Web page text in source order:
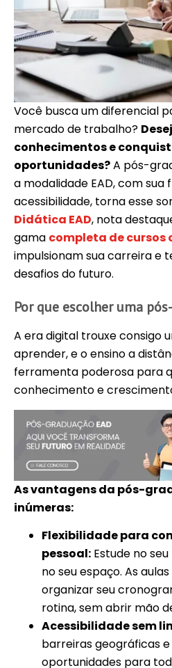
Você busca um diferencial
mercado de trabalho?
conhecimentos e
oportunidades?A pós-
a modalidade EAD, com sua
acessibilidade, torna esse
Didática EAD, nota
gama completa de cursos
impulsionam sua carreira e
desafios do futuro.
Por que escolher uma
A era digital trouxe consigo
aprender, e o ensino a
ferramenta poderosa para
conhecimento e
As vantagens da pós-
inúmeras:
Flexibilidade para
pessoal: Estude no
no seu espaço. As
organizar seu
rotina, sem abrir mão
Acessibilidade sem
barreiras geográficas
oportunidades para